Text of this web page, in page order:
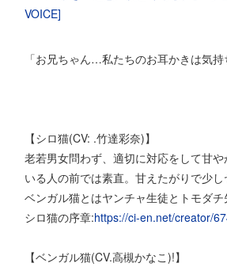
「お兄ちゃん…私たちのお耳かきは気持
【シロ猫(CV: .竹達彩奈)】
老若男女問わず、適切に対応をして甘
いる人の前では素直。甘えたがりで少し
ベンガル猫とはヤンチャ生徒とトモダチ
シロ猫の序章:https://ci-en.net/creator/
【ベンガル猫(CV.高槻かなこ)!】